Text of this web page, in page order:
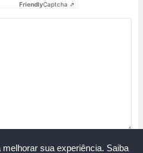
sua experiência. Saiba
FriendlyCaptcha ⇗